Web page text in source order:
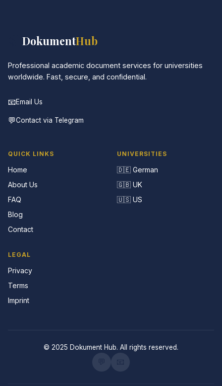
DokumentHub
Professional academic document services for universities
worldwide. Fast, secure, and confidential.
📧Email Us
💬Contact via Telegram
QUICK LINKS
Home
About Us
FAQ
Blog
Contact
UNIVERSITIES
🇩🇪 German
🇬🇧 UK
🇺🇸 US
LEGAL
Privacy
Terms
Imprint
© 2025 Dokument Hub. All rights reserved.